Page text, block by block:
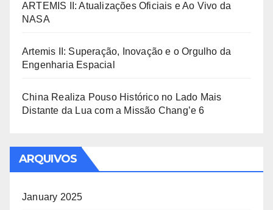
ARTEMIS II: Atualizações Oficiais e Ao Vivo da
NASA
Artemis II: Superação, Inovação e o Orgulho da
Engenharia Espacial
China Realiza Pouso Histórico no Lado Mais
Distante da Lua com a Missão Chang’e 6
ARQUIVOS
January 2025